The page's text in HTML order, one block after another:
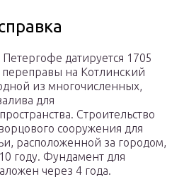
датируется 1705
переправы на Котлинский
из многочисленных,
для
Строительство
сооружения для
расположенной за городом,
году. Фундамент для
через 4 года.